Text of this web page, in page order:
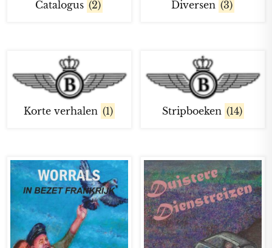
Catalogus (2) Diversen (3)
Korte verhalen (1) Stripboeken (14)